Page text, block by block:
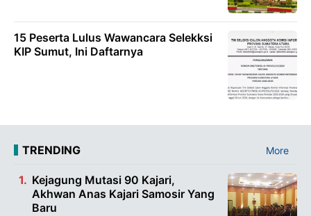
15 Peserta Lulus Wawancara Selekksi
KIP Sumut, Ini Daftarnya
TRENDING More
Kejagung Mutasi 90 Kajari,
Akhwan Anas Kajari Samosir Yang
Baru